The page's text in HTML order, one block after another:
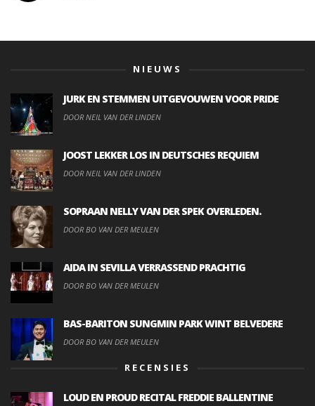
NIEUWS
JURK EN STEMMEN UITGEVOUWEN VOOR PRIDE
DOOR NEIL VAN DER LINDEN
JOOST LEKKER LOS IN DEUTSCHES REQUIEM
DOOR NEIL VAN DER LINDEN
SOPRAAN NELLY VAN DER SPEK OVERLEDEN.
DOOR BO VAN DER MEULEN
AIDA IN SEVILLA VERRASSEND PRACHTIG
DOOR BO VAN DER MEULEN
BAS-BARITON SUNGMIN PARK WINT BELVEDERE
DOOR BO VAN DER MEULEN
RECENSIES
LOUD EN PROUD RECITAL FREDDIE BALLENTINE